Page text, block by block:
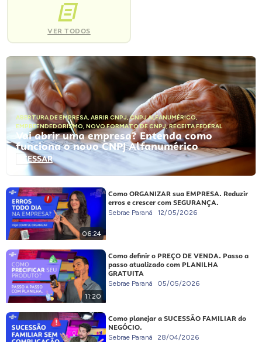
VER TODOS
ABERTURA DE EMPRESA, ABRIR CNPJ,CNPJ ALFANUMÉRICO,
EMPREENDEDORISMO, NOVO FORMATO DE CNPJ,RECEITA FEDERAL
Vai abrir uma empresa? Entenda como
funciona o novo CNPJ Alfanumérico
ACESSAR
06:24
Como ORGANIZAR sua EMPRESA. Reduzir
erros e crescer com SEGURANÇA.
Sebrae Paraná 12/05/2026
11:20
Como definir o PREÇO DE VENDA. Passo a
passo atualizado com PLANILHA
GRATUITA
Sebrae Paraná 05/05/2026
Como planejar a SUCESSÃO FAMILIAR do
NEGÓCIO.
Sebrae Paraná 28/04/2026